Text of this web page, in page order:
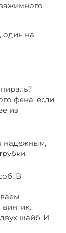
один на
фена, если
из
надежным,
В
шайб. И